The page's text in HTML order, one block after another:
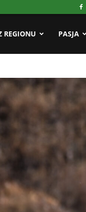
REGIONU PASJA